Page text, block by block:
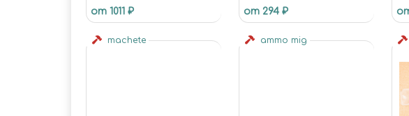
от 1011 ₽ от 294 ₽
machete ammo mig